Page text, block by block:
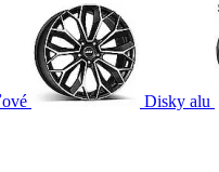
Disky alu